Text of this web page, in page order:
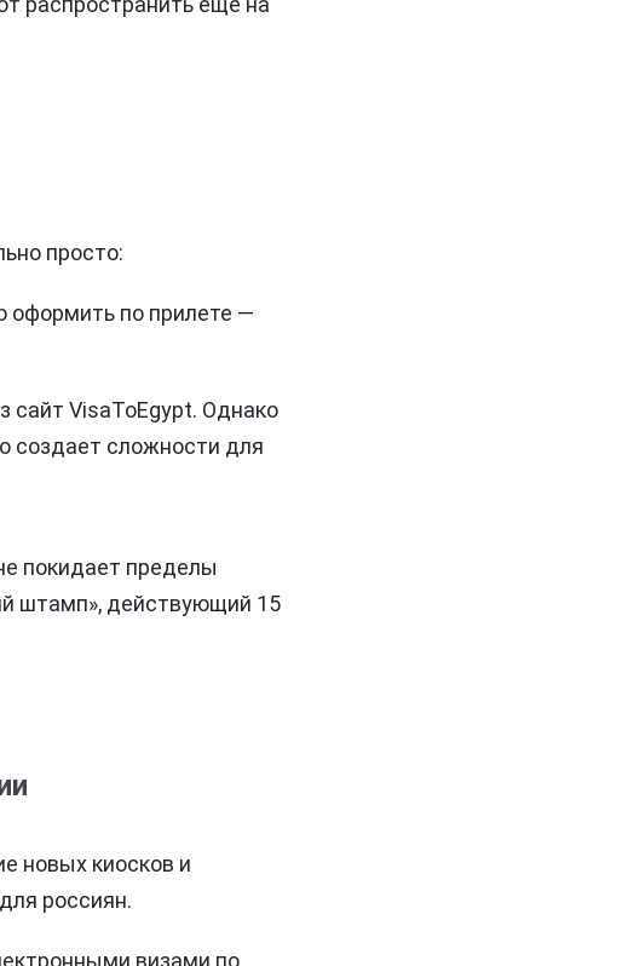
просто:
оформить по прилете —
сайт VisaToEgypt. Однако
создает сложности для
покидает пределы
штамп», действующий 15
новых киосков и
россиян.
визами по